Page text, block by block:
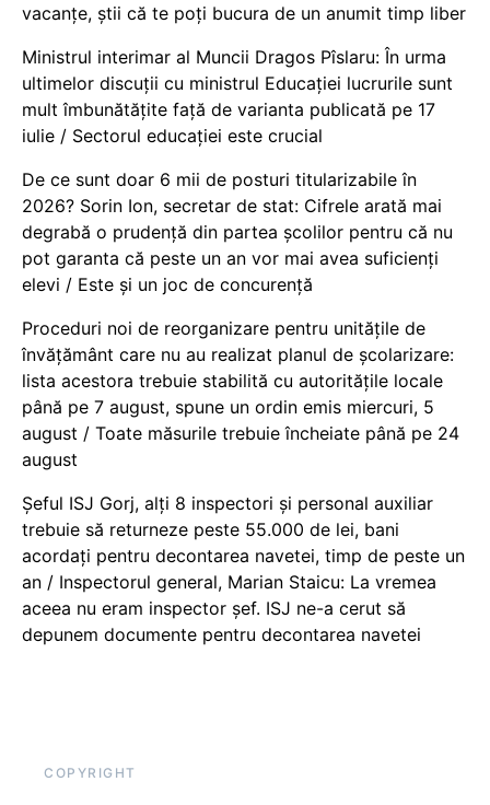
vacanţe, știi că te poți bucura de un anumit timp liber
Ministrul interimar al Muncii Dragos Pîslaru: În urma
ultimelor discuții cu ministrul Educației lucrurile sunt
mult îmbunătățite față de varianta publicată pe 17
iulie / Sectorul educației este crucial
De ce sunt doar 6 mii de posturi titularizabile în
2026? Sorin Ion, secretar de stat: Cifrele arată mai
degrabă o prudență din partea școlilor pentru că nu
pot garanta că peste un an vor mai avea suficienți
elevi / Este și un joc de concurență
Proceduri noi de reorganizare pentru unitățile de
învățământ care nu au realizat planul de școlarizare:
lista acestora trebuie stabilită cu autoritățile locale
până pe 7 august, spune un ordin emis miercuri, 5
august / Toate măsurile trebuie încheiate până pe 24
august
Șeful ISJ Gorj, alți 8 inspectori și personal auxiliar
trebuie să returneze peste 55.000 de lei, bani
acordați pentru decontarea navetei, timp de peste un
an / Inspectorul general, Marian Staicu: La vremea
aceea nu eram inspector șef. ISJ ne-a cerut să
depunem documente pentru decontarea navetei
COPYRIGHT